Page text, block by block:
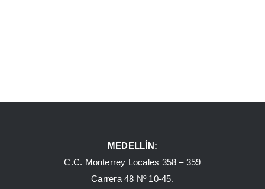
MEDELLÍN:
C.C. Monterrey Locales 358 – 359
Carrera 48 Nº 10-45.